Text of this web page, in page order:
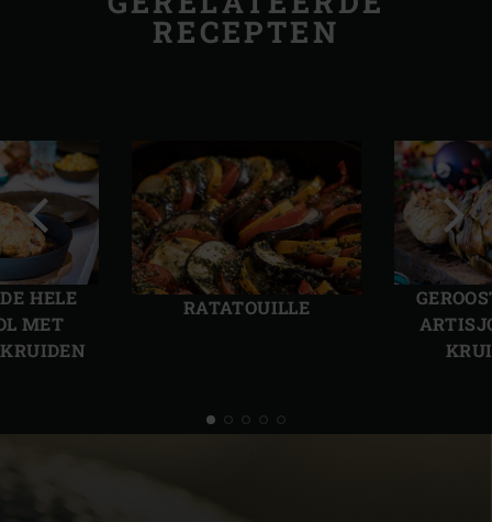
RECEPTEN
HELE
MET
RATATOUILLE
Vorige
slide
slide